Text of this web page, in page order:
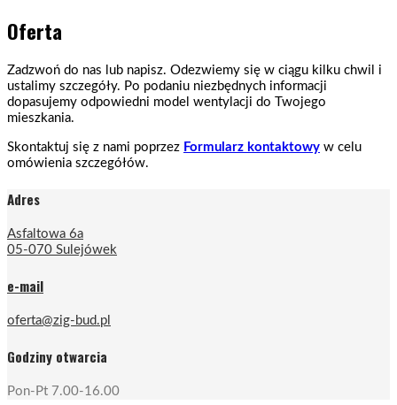
Oferta
Zadzwoń do nas lub napisz. Odezwiemy się w ciągu kilku chwil i
ustalimy szczegóły. Po podaniu niezbędnych informacji
dopasujemy odpowiedni model wentylacji do Twojego
mieszkania.
Skontaktuj się z nami poprzez Formularz kontaktowy w celu
omówienia szczegółów.
Adres
Asfaltowa 6a
05-070 Sulejówek
e-mail
oferta@zig-bud.pl
Godziny otwarcia
Pon-Pt 7.00-16.00